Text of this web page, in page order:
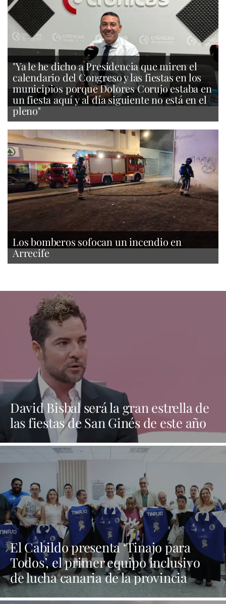
"Ya le he dicho a Presidencia que miren el
calendario del Congreso y las fiestas en los
municipios porque Dolores Corujo estaba en
un fiesta aquí y al día siguiente no está en el
pleno"
Los bomberos sofocan un incendio en
Arrecife
David Bisbal será la gran estrella de
las fiestas de San Ginés de este año
El Cabildo presenta ‘Tinajo para
Todos’, el primer equipo inclusivo
de lucha canaria de la provincia